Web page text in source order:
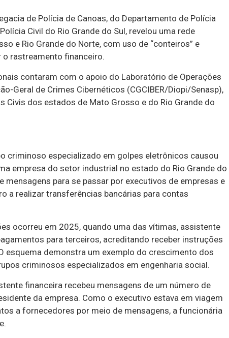
de Polícia de Canoas, do Departamento de Polícia
Civil do Rio Grande do Sul, revelou uma rede
e Rio Grande do Norte, com uso de “conteiros” e
rastreamento financeiro.
contaram com o apoio do Laboratório de Operações
Geral de Crimes Cibernéticos (CGCIBER/Diopi/Senasp),
Civis dos estados de Mato Grosso e do Rio Grande do
criminoso especializado em golpes eletrônicos causou
empresa do setor industrial no estado do Rio Grande do
mensagens para se passar por executivos de empresas e
a realizar transferências bancárias para contas
ocorreu em 2025, quando uma das vítimas, assistente
para terceiros, acreditando receber instruções
esquema demonstra um exemplo do crescimento dos
criminosos especializados em engenharia social.
financeira recebeu mensagens de um número de
da empresa. Como o executivo estava em viagem
a fornecedores por meio de mensagens, a funcionária